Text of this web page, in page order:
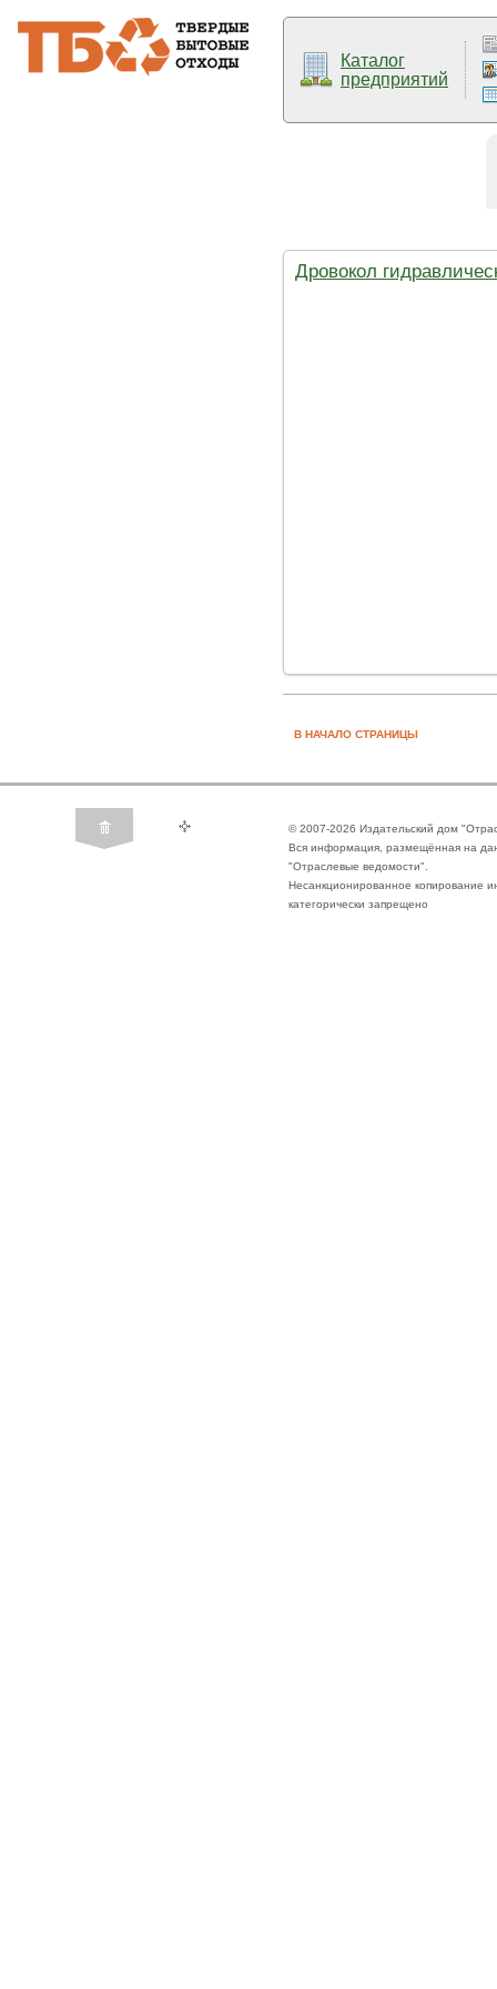
Каталог
предприятий
Дровокол
В НАЧАЛО СТРАНИЦЫ
© 2007-2026 Издательский дом
Вся информация, размещённая на
"Отраслевые ведомости".
Несанкционированное копирование
категорически запрещено